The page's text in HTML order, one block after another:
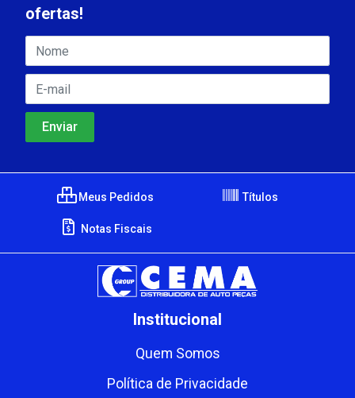
ofertas!
Meus Pedidos Títulos
Notas Fiscais
Institucional
Quem Somos
Política de Privacidade